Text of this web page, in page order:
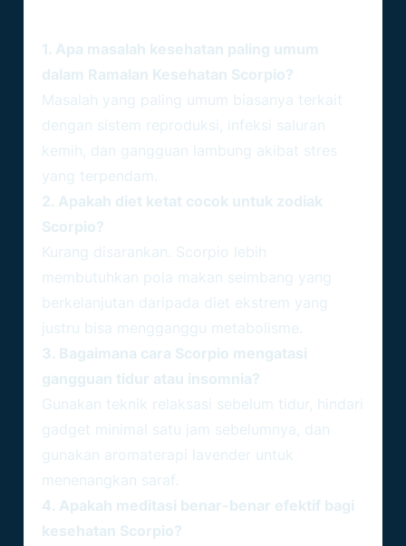
1. Apa masalah kesehatan paling umum
dalam Ramalan Kesehatan Scorpio?
Masalah yang paling umum biasanya terkait
dengan sistem reproduksi, infeksi saluran
kemih, dan gangguan lambung akibat stres
yang terpendam.
2. Apakah diet ketat cocok untuk zodiak
Scorpio?
Kurang disarankan. Scorpio lebih
membutuhkan pola makan seimbang yang
berkelanjutan daripada diet ekstrem yang
justru bisa mengganggu metabolisme.
3. Bagaimana cara Scorpio mengatasi
gangguan tidur atau insomnia?
Gunakan teknik relaksasi sebelum tidur, hindari
gadget minimal satu jam sebelumnya, dan
gunakan aromaterapi lavender untuk
menenangkan saraf.
4. Apakah meditasi benar-benar efektif bagi
kesehatan Scorpio?